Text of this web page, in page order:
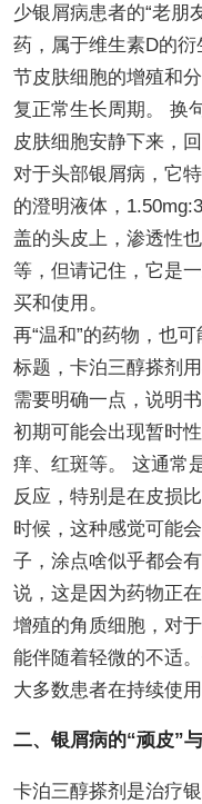
少银屑病患者的“老朋
药，属于维生素D的
节皮肤细胞的增殖和
复正常生长周期。 换
皮肤细胞安静下来，
对于头部银屑病，它
的澄明液体，
盖的头皮上，渗透性
等，但请记住，它是
买和使用。
再“温和”的药物，也
标题，卡泊三醇搽剂
需要明确一点，说明
初期可能会出现暂时
痒、红斑等。 这通常
反应，特别是在皮损
时候，这种感觉可能
子，涂点啥似乎都会
说，这是因为药物正
增殖的角质细胞，对
能伴随着轻微的不适
大多数患者在持续使
二、银屑病的“顽皮”
卡泊三醇搽剂是治疗